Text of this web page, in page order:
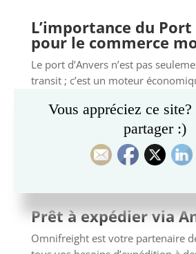
L’importance du Port
pour le commerce
Le port d’Anvers n’est pas
transit ; c’est un moteur
joue un rôle clé dans la fluidité
d’approvisionnement. Sa capacité
s’adapter aux besoins de
pratiques durables en fait un
Prêt à expédier via
Omnifreight est votre partenaire
Vous appréciez ce
partager :)